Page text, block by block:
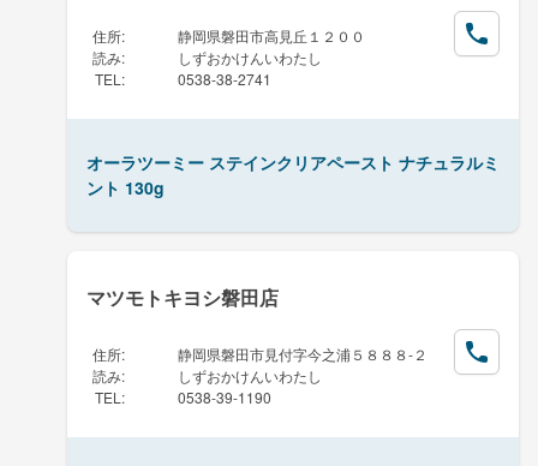
住所:
静岡県磐田市高見丘１２００
読み:
しずおかけんいわたし
TEL : 0538-38-2741
オーラツーミー ステインクリアペースト ナチュラルミ
ント 130g
マツモトキヨシ磐田店
住所:
静岡県磐田市見付字今之浦５８８８-２
読み:
しずおかけんいわたし
TEL : 0538-39-1190